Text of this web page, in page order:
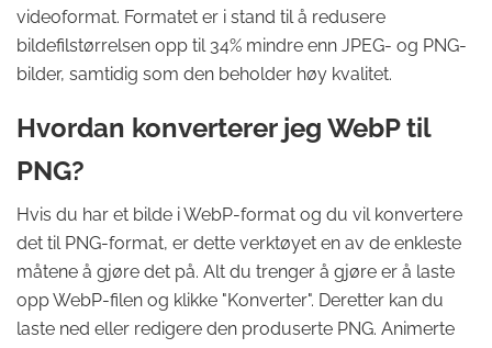
videoformat. Formatet er i stand til å redusere
bildefilstørrelsen opp til 34% mindre enn JPEG- og PNG-
bilder, samtidig som den beholder høy kvalitet.
Hvordan konverterer jeg WebP til
PNG?
Hvis du har et bilde i WebP-format og du vil konvertere
det til PNG-format, er dette verktøyet en av de enkleste
måtene å gjøre det på. Alt du trenger å gjøre er å laste
opp WebP-filen og klikke "Konverter". Deretter kan du
laste ned eller redigere den produserte PNG. Animerte